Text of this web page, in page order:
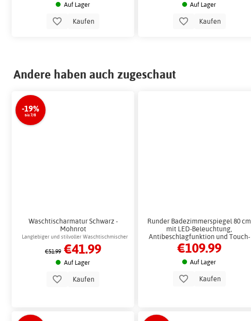
Auf Lager
Kaufen
Auf Lager
Kaufen
Andere haben auch zugeschaut
-19%
bis 7/8
Waschtischarmatur Schwarz -
Mohnrot
Langlebiger und stilvoller Waschtischmischer
€51.99 €41.99
Auf Lager
Kaufen
Runder Badezimmerspiegel 80 cm
mit LED-Beleuchtung,
Antibeschlagfunktion und Touch-
Steuerung
€109.99
Auf Lager
Kaufen